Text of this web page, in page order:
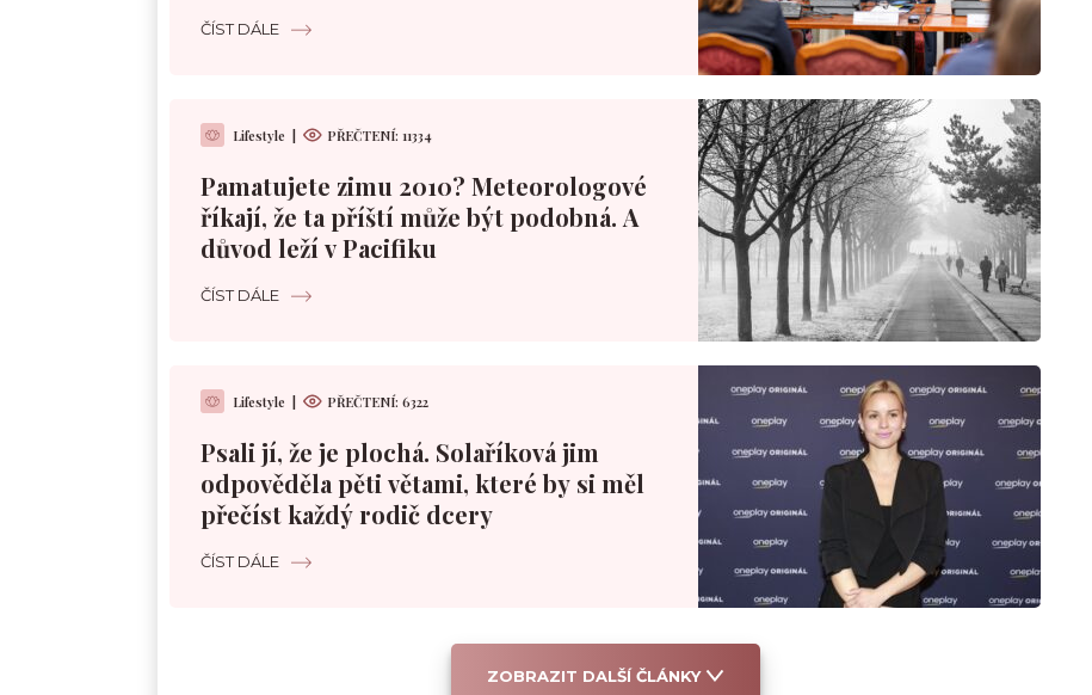
ČÍST DÁLE
Lifestyle PŘEČTENÍ: 11334
Pamatujete zimu 2010? Meteorologové
říkají, že ta příští může být podobná. A
důvod leží v Pacifiku
ČÍST DÁLE
Lifestyle PŘEČTENÍ: 6322
Psali jí, že je plochá. Solaříková jim
odpověděla pěti větami, které by si měl
přečíst každý rodič dcery
ČÍST DÁLE
ZOBRAZIT DALŠÍ ČLÁNKY